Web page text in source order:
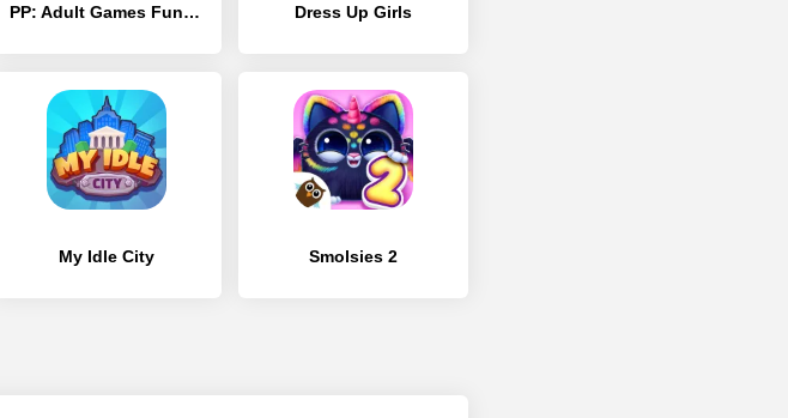
PP: Adult Games Fun Girls sims Dress Up Girls
My Idle City Smolsies 2